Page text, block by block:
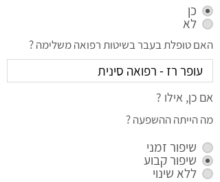
כן
לא
האם טופלת בעבר בשיטות רפואה משלימה ?
אם כן, אילו ?
מה הייתה ההשפעה ?
שיפור זמני
שיפור קבוע
ללא שינוי